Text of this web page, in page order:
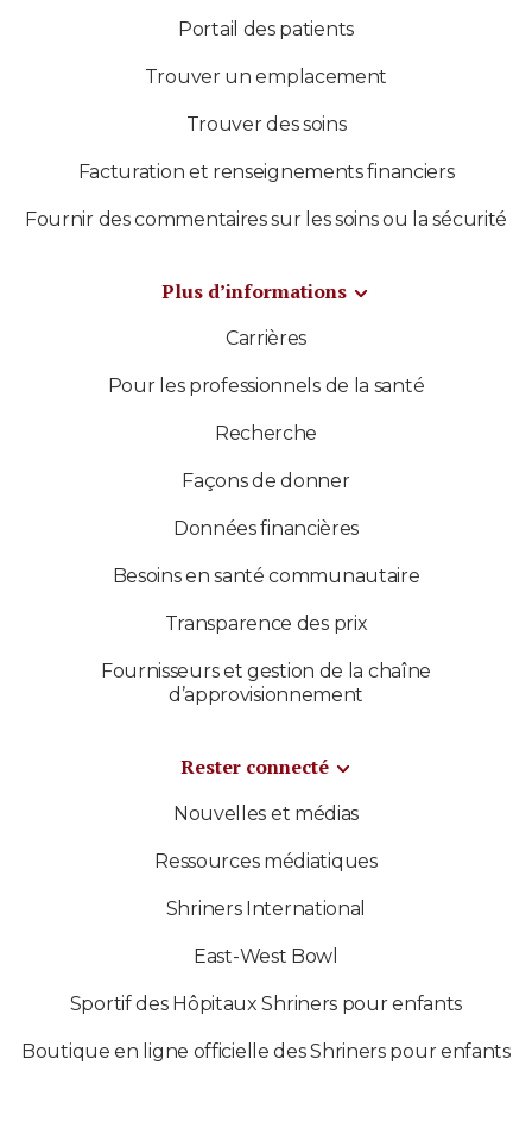
Portail des patients
Trouver un emplacement
Trouver des soins
Facturation et renseignements financiers
Fournir des commentaires sur les soins ou la sécurité
Plus d’informations
Carrières
Pour les professionnels de la santé
Recherche
Façons de donner
Données financières
Besoins en santé communautaire
Transparence des prix
Fournisseurs et gestion de la chaîne
d’approvisionnement
Rester connecté
Nouvelles et médias
Ressources médiatiques
Shriners International
East-West Bowl
Sportif des Hôpitaux Shriners pour enfants
Boutique en ligne officielle des Shriners pour enfants